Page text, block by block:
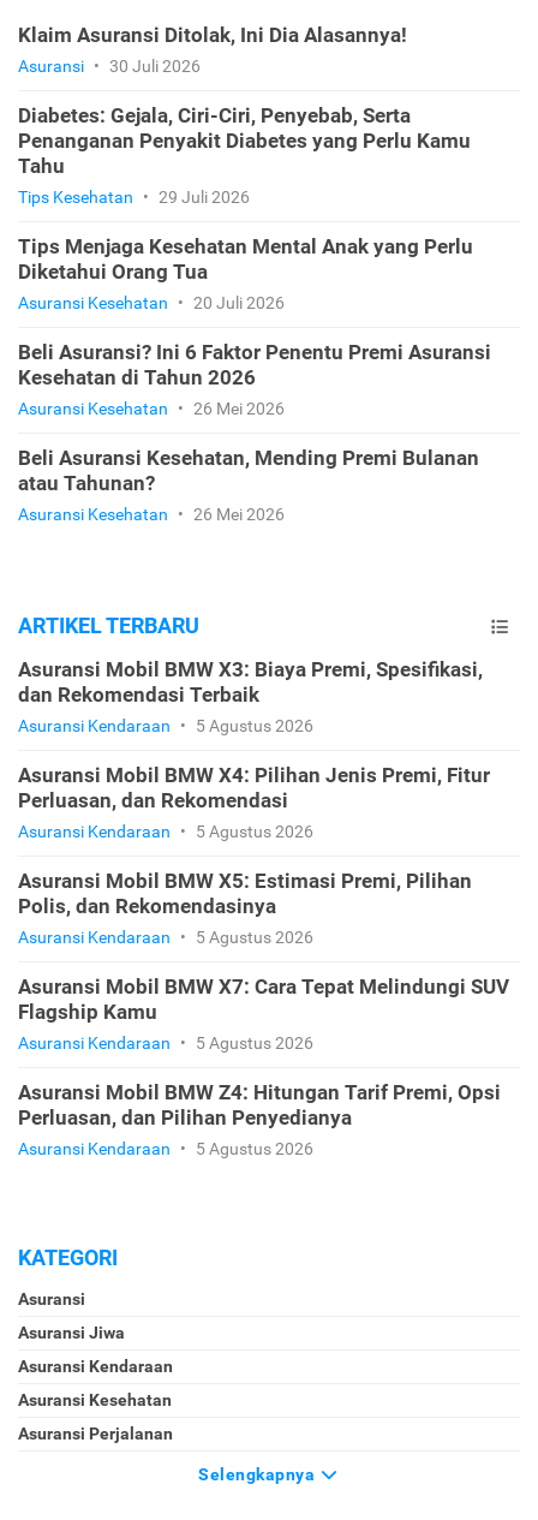
Klaim Asuransi Ditolak, Ini Dia Alasannya!
Asuransi • 30 Juli 2026
Diabetes: Gejala, Ciri-Ciri, Penyebab, Serta
Penanganan Penyakit Diabetes yang Perlu Kamu
Tahu
Tips Kesehatan • 29 Juli 2026
Tips Menjaga Kesehatan Mental Anak yang Perlu
Diketahui Orang Tua
Asuransi Kesehatan • 20 Juli 2026
Beli Asuransi? Ini 6 Faktor Penentu Premi Asuransi
Kesehatan di Tahun 2026
Asuransi Kesehatan • 26 Mei 2026
Beli Asuransi Kesehatan, Mending Premi Bulanan
atau Tahunan?
Asuransi Kesehatan • 26 Mei 2026
ARTIKEL TERBARU
Asuransi Mobil BMW X3: Biaya Premi, Spesifikasi,
dan Rekomendasi Terbaik
Asuransi Kendaraan • 5 Agustus 2026
Asuransi Mobil BMW X4: Pilihan Jenis Premi, Fitur
Perluasan, dan Rekomendasi
Asuransi Kendaraan • 5 Agustus 2026
Asuransi Mobil BMW X5: Estimasi Premi, Pilihan
Polis, dan Rekomendasinya
Asuransi Kendaraan • 5 Agustus 2026
Asuransi Mobil BMW X7: Cara Tepat Melindungi SUV
Flagship Kamu
Asuransi Kendaraan • 5 Agustus 2026
Asuransi Mobil BMW Z4: Hitungan Tarif Premi, Opsi
Perluasan, dan Pilihan Penyedianya
Asuransi Kendaraan • 5 Agustus 2026
KATEGORI
Asuransi
Asuransi Jiwa
Asuransi Kendaraan
Asuransi Kesehatan
Asuransi Perjalanan
Selengkapnya